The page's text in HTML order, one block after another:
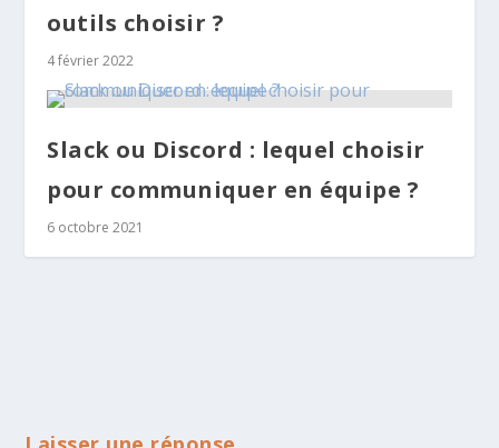
outils choisir ?
4 février 2022
Slack ou Discord : lequel choisir
pour communiquer en équipe ?
6 octobre 2021